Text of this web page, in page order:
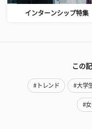
インターンシップ特集
この
#トレンド #大学
#